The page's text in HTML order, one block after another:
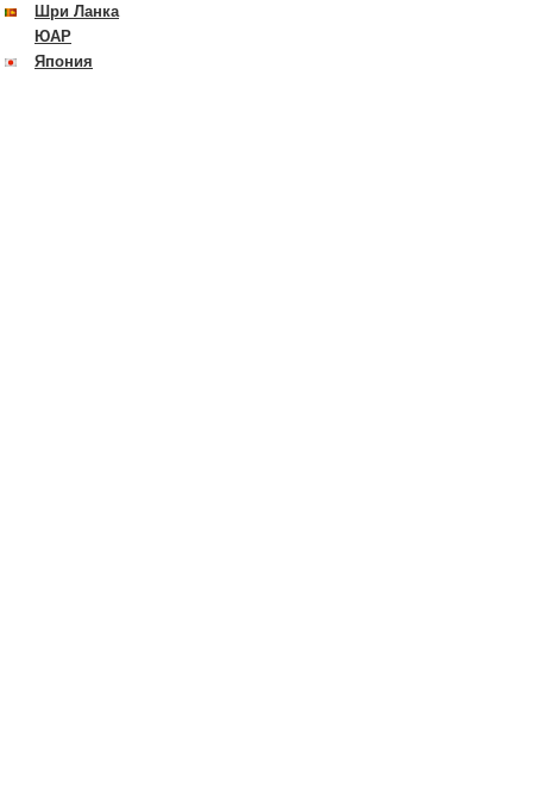
Шри Ланка
ЮАР
Япония